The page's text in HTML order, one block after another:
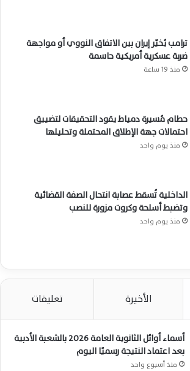
ترامب يُخيّر إيران بين الاتفاق النووي أو مواجهة
ضربة عسكرية أمريكية حاسمة
منذ 19 ساعة
حطام مُسيرة دمياط يقود التحقيقات لتضييق
احتمالات جهة الإطلاق المحتملة وتحليلها
منذ يوم واحد
الداخلية تُسقط عصابة انتحال الصفة القضائية
وتضبط أسلحة وكروت مزورة للنصب
منذ يوم واحد
الأخيرة تعليقات
أسماء أوائل الثانوية العامة 2026 بالشعبة الأدبية
بعد اعتماد النتيجة رسميًا اليوم
منذ أسبوع واحد